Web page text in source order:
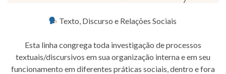
Texto, Discurso e Relações Sociais
Esta linha congrega toda investigação de processos
textuais/discursivos em sua organização interna e em seu
funcionamento em diferentes práticas sociais, dentro e fora